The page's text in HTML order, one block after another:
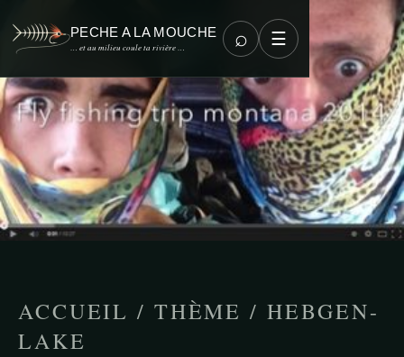
PECHE A LA MOUCHE
… et au milieu coule ta rivière … ⌕ ☰
ACCUEIL / THÈME / HEBGEN-
LAKE